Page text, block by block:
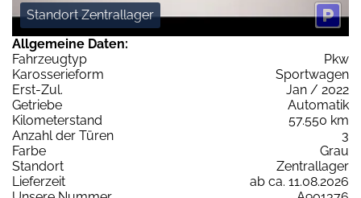
Standort Zentrallager
Allgemeine Daten:
Fahrzeugtyp
Pkw
Karosserieform
Sportwagen
Erst-Zul.
Jan / 2022
Getriebe
Automatik
Kilometerstand
57.550 km
Anzahl der Türen
3
Farbe
Grau
Standort
Zentrallager
Lieferzeit
ab ca. 11.08.2026